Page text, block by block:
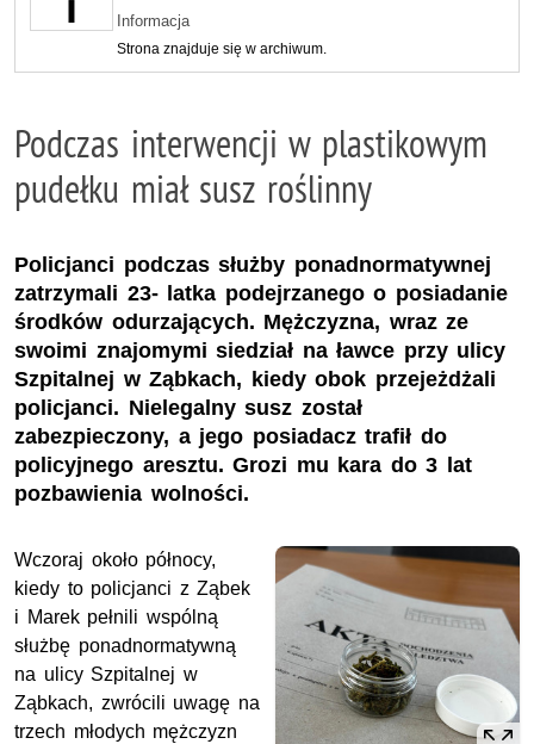
Informacja
Strona znajduje się w archiwum.
Podczas interwencji w plastikowym
pudełku miał susz roślinny
Policjanci podczas służby ponadnormatywnej
zatrzymali 23- latka podejrzanego o posiadanie
środków odurzających. Mężczyzna, wraz ze
swoimi znajomymi siedział na ławce przy ulicy
Szpitalnej w Ząbkach, kiedy obok przejeżdżali
policjanci. Nielegalny susz został
zabezpieczony, a jego posiadacz trafił do
policyjnego aresztu. Grozi mu kara do 3 lat
pozbawienia wolności.
Wczoraj około północy,
kiedy to policjanci z Ząbek
i Marek pełnili wspólną
służbę ponadnormatywną
na ulicy Szpitalnej w
Ząbkach, zwrócili uwagę na
trzech młodych mężczyzn